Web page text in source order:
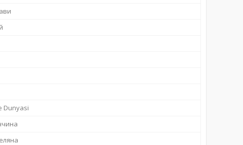
Dunyasi